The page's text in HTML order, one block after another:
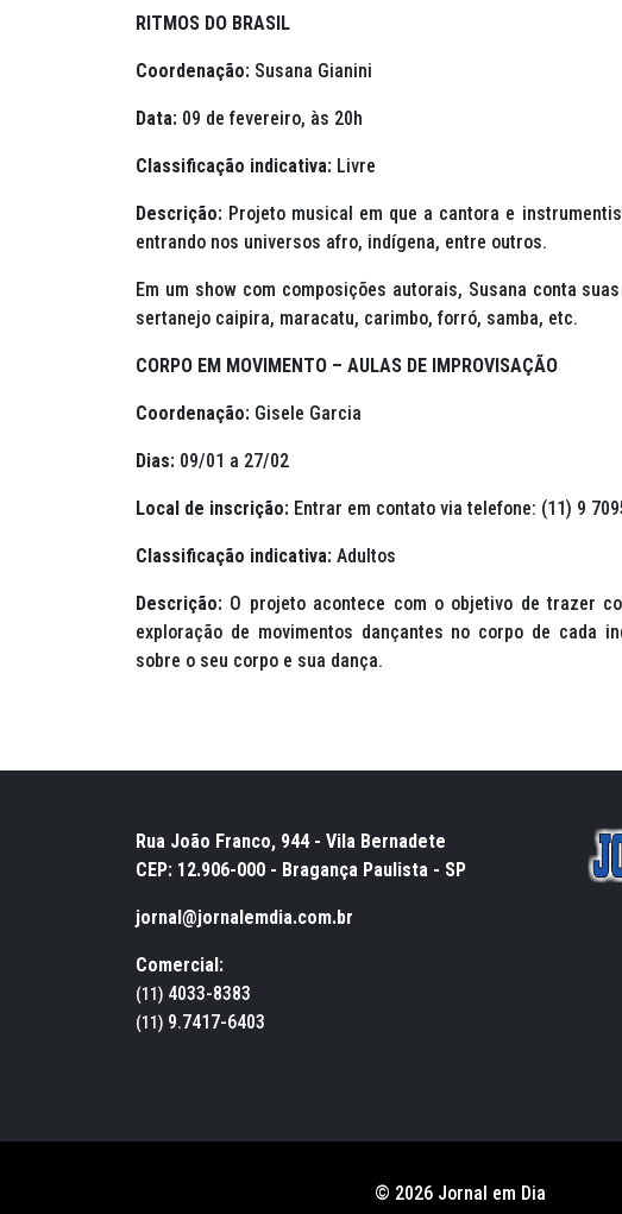
RITMOS DO BRASIL
Coordenação: Susana Gianini
Data: 09 de fevereiro, às 20h
Classificação indicativa: Livre
Descrição: Projeto musical em que a cantora e
entrando nos universos afro, indígena, entre outros.
Em um show com composições autorais, Susana conta
sertanejo caipira, maracatu, carimbo, forró, samba, etc.
CORPO EM MOVIMENTO – AULAS DE IMPROVISAÇÃO
Coordenação: Gisele Garcia
Dias: 09/01 a 27/02
Local de inscrição: Entrar em contato via telefone: (11) 9
Classificação indicativa: Adultos
Descrição: O projeto acontece com o objetivo de trazer
exploração de movimentos dançantes no corpo de cada
sobre o seu corpo e sua dança.
Rua João Franco, 944 - Vila Bernadete
CEP: 12.906-000 - Bragança Paulista - SP
jornal@jornalemdia.com.br
Comercial:
(11) 4033-8383
(11) 9.7417-6403
© 2026 Jornal em Dia